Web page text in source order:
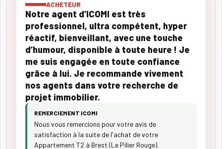
ACHETEUR
Notre agent d’ICOMI est très
professionnel, ultra compétent, hyper
réactif, bienveillant, avec une touche
d’humour, disponible à toute heure ! Je
me suis engagée en toute confiance
grâce à lui. Je recommande vivement
nos agents dans votre recherche de
projet immobilier.
REMERCIEMENT ICOMI
Nous vous remercions pour votre avis de
satisfaction à la suite de l'achat de votre
Appartement T2 à Brest (Le Pilier Rouge).